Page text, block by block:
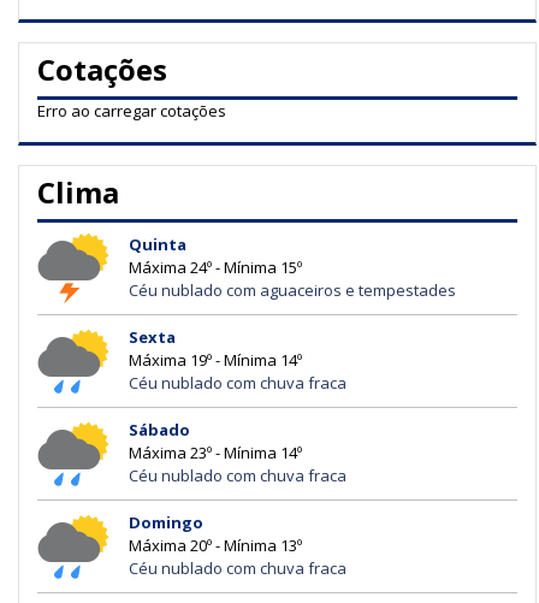
Cotações
Erro ao carregar cotações
Clima
Quinta
Máxima 24º - Mínima 15º
Céu nublado com aguaceiros e tempestades
Sexta
Máxima 19º - Mínima 14º
Céu nublado com chuva fraca
Sábado
Máxima 23º - Mínima 14º
Céu nublado com chuva fraca
Domingo
Máxima 20º - Mínima 13º
Céu nublado com chuva fraca